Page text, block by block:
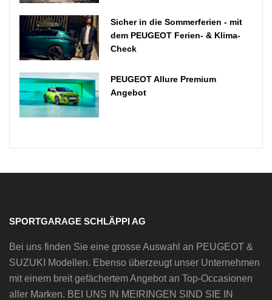
Sicher in die Sommerferien - mit
dem PEUGEOT Ferien- & Klima-
Check
PEUGEOT Allure Premium
Angebot
SPORTGARAGE SCHLÄPPI AG
Bei uns finden Sie eine grosse Auswahl an PEUGEOT &
SUZUKI Modellen. Ebenso überzeugt unser Unternehmen
mit einem breit gefächertem Angebot an Top-Occasionen
aller Marken. BEI UNS IN MEIRINGEN SIND SIE IN